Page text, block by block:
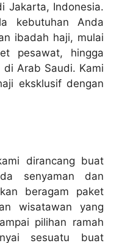
Jakarta, Indonesia.
kebutuhan Anda
ibadah haji, mulai
pesawat, hingga
Arab Saudi. Kami
eksklusif dengan
dirancang buat
senyaman dan
beragam paket
wisatawan yang
pilihan ramah
sesuatu buat